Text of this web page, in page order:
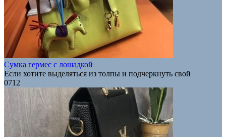
Сумка гермес с лошадкой
Если хотите выделяться из толпы и подчеркнуть свой
0712